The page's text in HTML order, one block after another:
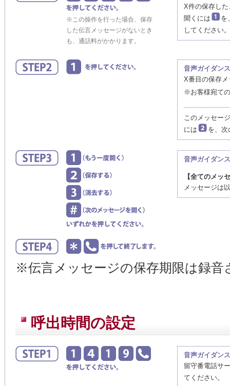
※この操作を行った場合、保存
した伝言メッセージがないとき
も、通話料がかかります。
X件の保存し
聞くには
を
してください。
音声ガイダンス
X番目の保存
※お客様宛て
このメッセー
には
を、次
音声ガイダンス
【全てのメッ
メッセージは
※伝言メッセージの保存期限は録音
呼出時間の設定
音声ガイダンス
留守番電話サ
てください。